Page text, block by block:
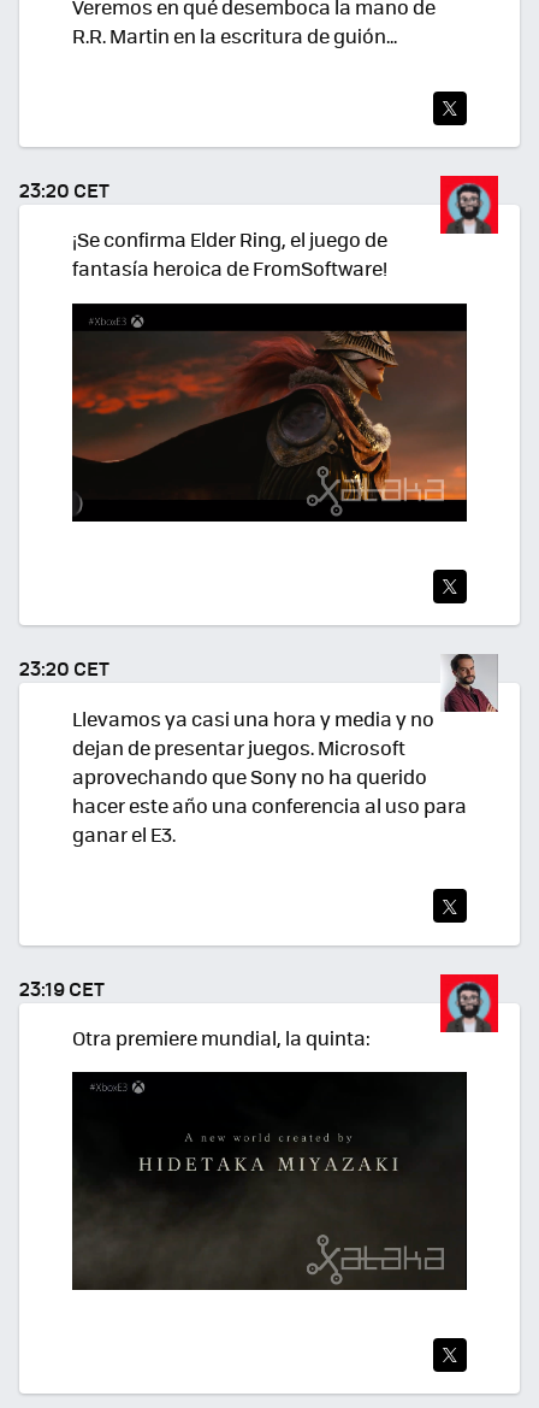
Veremos en qué desemboca la mano de
R.R. Martin en la escritura de guión...
TEA
R
23:20 CET
¡Se confirma Elder Ring, el juego de
fantasía heroica de FromSoftware!
TWI
TEA
R
23:20 CET
Llevamos ya casi una hora y media y no
dejan de presentar juegos. Microsoft
aprovechando que Sony no ha querido
hacer este año una conferencia al uso para
ganar el E3.
TEA
R
23:19 CET
Otra premiere mundial, la quinta:
TWI